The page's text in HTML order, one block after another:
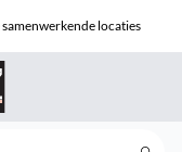
locaties